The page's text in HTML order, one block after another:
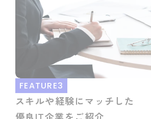
FEATURE3
スキルや経験にマッチした